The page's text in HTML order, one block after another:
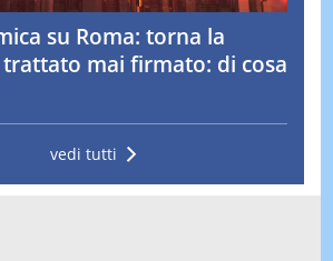
su Roma: torna la
mai firmato: di cosa
vedi tutti